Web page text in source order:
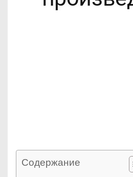
Содержание